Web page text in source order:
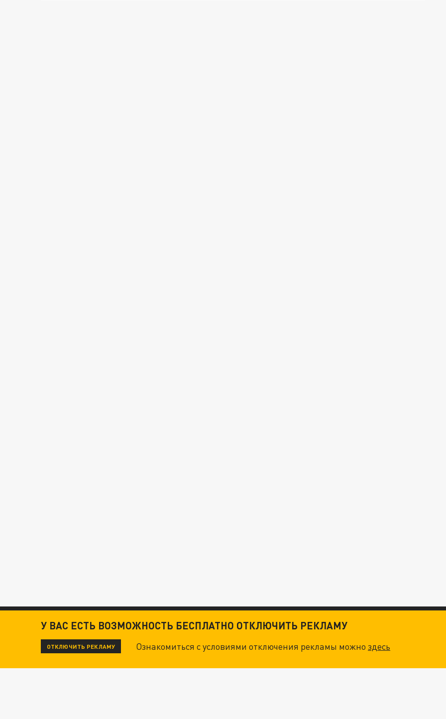
У ВАС ЕСТЬ ВОЗМОЖНОСТЬ БЕСПЛАТНО ОТКЛЮЧИТЬ РЕКЛАМУ
ОТКЛЮЧИТЬ РЕКЛАМУ Ознакомиться с условиями отключения рекламы можноздесь